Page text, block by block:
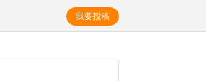
我要投稿